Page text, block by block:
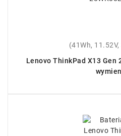
(41Wh,
Lenovo ThinkPad X13 Gen